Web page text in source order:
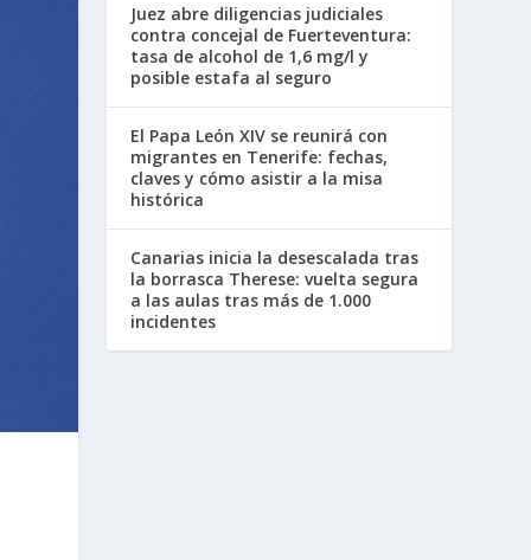
Juez abre diligencias judiciales
contra concejal de Fuerteventura:
tasa de alcohol de 1,6 mg/l y
posible estafa al seguro
El Papa León XIV se reunirá con
migrantes en Tenerife: fechas,
claves y cómo asistir a la misa
histórica
Canarias inicia la desescalada tras
la borrasca Therese: vuelta segura
a las aulas tras más de 1.000
incidentes